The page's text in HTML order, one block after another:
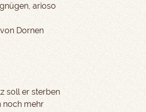
arioso
Dornen
soll er sterben
noch mehr